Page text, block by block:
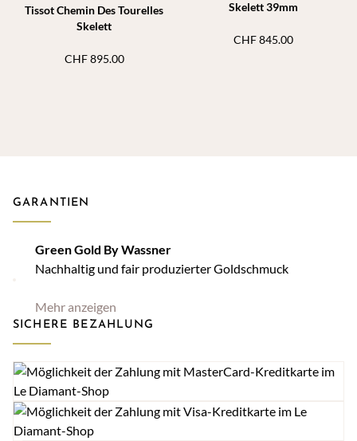
Tissot Chemin Des Tourelles
Skelett
CHF895.00
Skelett 39mm
CHF845.00
GARANTIEN
Green Gold By Wassner
Nachhaltig und fair produzierter Goldschmuck
Mehr anzeigen
SICHERE BEZAHLUNG